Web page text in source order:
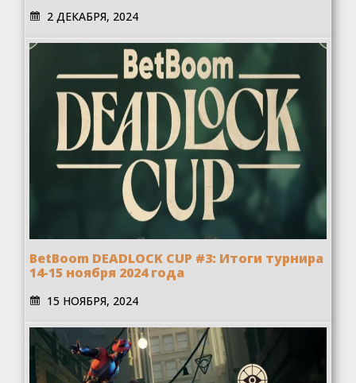
2 ДЕКАБРЯ, 2024
BetBoom DEADLOCK CUP #3: Итоги турнира
14-15 ноября 2024 года
15 НОЯБРЯ, 2024